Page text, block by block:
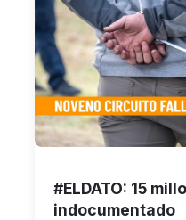
#ELDATO: 15
indocumentado